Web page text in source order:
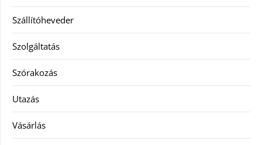
Szállítóheveder
Szolgáltatás
Szórakozás
Utazás
Vásárlás